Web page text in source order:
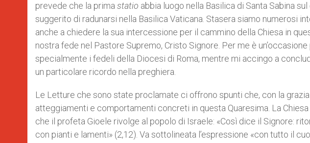
prevede che la prima statio abbia luogo nella Basilica di Santa Sabina
suggerito di radunarsi nella Basilica Vaticana. Stasera siamo numerosi
anche a chiedere la sua intercessione per il cammino della Chiesa in
nostra fede nel Pastore Supremo, Cristo Signore. Per me è
specialmente i fedeli della Diocesi di Roma, mentre mi accingo a
un particolare ricordo nella preghiera.
Le Letture che sono state proclamate ci offrono spunti che, con la
atteggiamenti e comportamenti concreti in questa Quaresima. La
che il profeta Gioele rivolge al popolo di Israele: «Così dice il Signore:
con pianti e lamenti» (2,12). Va sottolineata l’espressione «con tutto il